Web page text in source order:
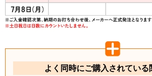
よく同時にご購入されている